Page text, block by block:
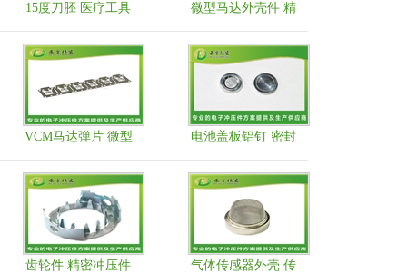
15度刀胚 医疗工具
部品 五金冲压加工
厂家
微型马达外壳件 精
密冲压件
VCM马达弹片 微型
马达弹簧支架
电池盖板铝钉 密封
铝片
齿轮件 精密冲压件
气体传感器外壳 传